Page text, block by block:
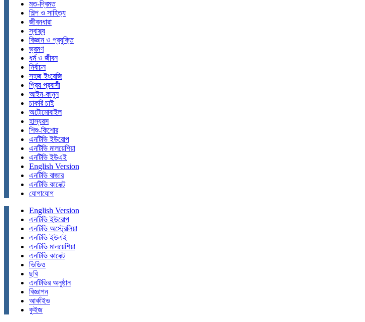
মত-দ্বিমত
শিল্প ও সাহিত্য
জীবনধারা
স্বাস্থ্য
বিজ্ঞান ও প্রযুক্তি
ভ্রমণ
ধর্ম ও জীবন
নির্বাচন
সহজ ইংরেজি
প্রিয় প্রবাসী
আইন-কানুন
চাকরি চাই
অটোমোবাইল
হাস্যরস
শিশু-কিশোর
এনটিভি ইউরোপ
এনটিভি মালয়েশিয়া
এনটিভি ইউএই
English Version
এনটিভি বাজার
এনটিভি কানেক্ট
যোগাযোগ
English Version
এনটিভি ইউরোপ
এনটিভি অস্ট্রেলিয়া
এনটিভি ইউএই
এনটিভি মালয়েশিয়া
এনটিভি কানেক্ট
ভিডিও
ছবি
এনটিভির অনুষ্ঠান
বিজ্ঞাপন
আর্কাইভ
কুইজ